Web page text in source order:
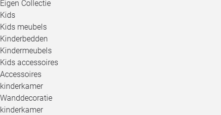
Eigen Collectie
Kids
Kids meubels
Kinderbedden
Kindermeubels
Kids accessoires
Accessoires
kinderkamer
Wanddecoratie
kinderkamer